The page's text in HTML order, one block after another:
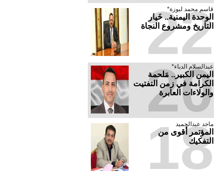
قاسم محمد لبوزة*
الوحدة اليمنية.. خَيار
التاريخ ومشروع النجاة
22
عبدالسلام الدباء*
​اليمن الكبير.. مَلحمة
الكرامة في زمن التفتيت
والولاءات العابرة
20
ماجد عبدالحميد
المؤتمر أقوى من
التفكيك
18